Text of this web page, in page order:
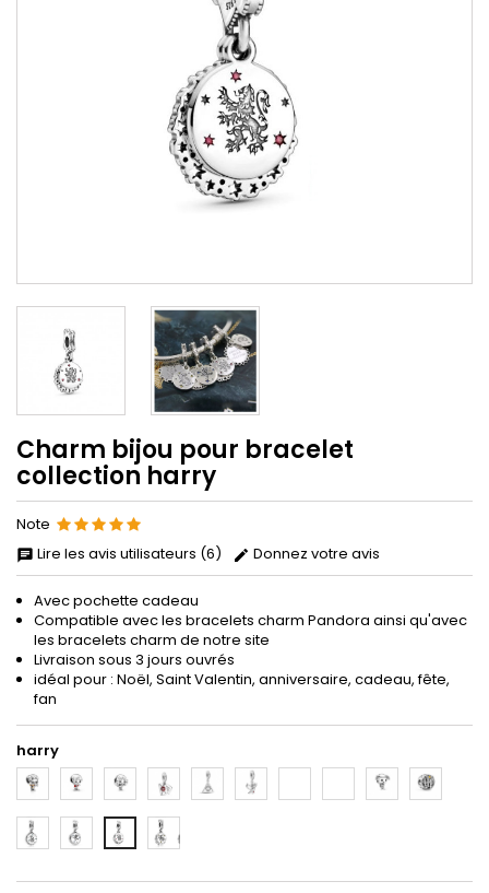
Charm bijou pour bracelet
collection harry
Note
Lire les avis utilisateurs (6)
Donnez votre avis
Avec pochette cadeau
Compatible avec les bracelets charm Pandora ainsi qu'avec
les bracelets charm de notre site
Livraison sous 3 jours ouvrés
idéal pour : Noël, Saint Valentin, anniversaire, cadeau, fête,
fan
harry
10
13 14